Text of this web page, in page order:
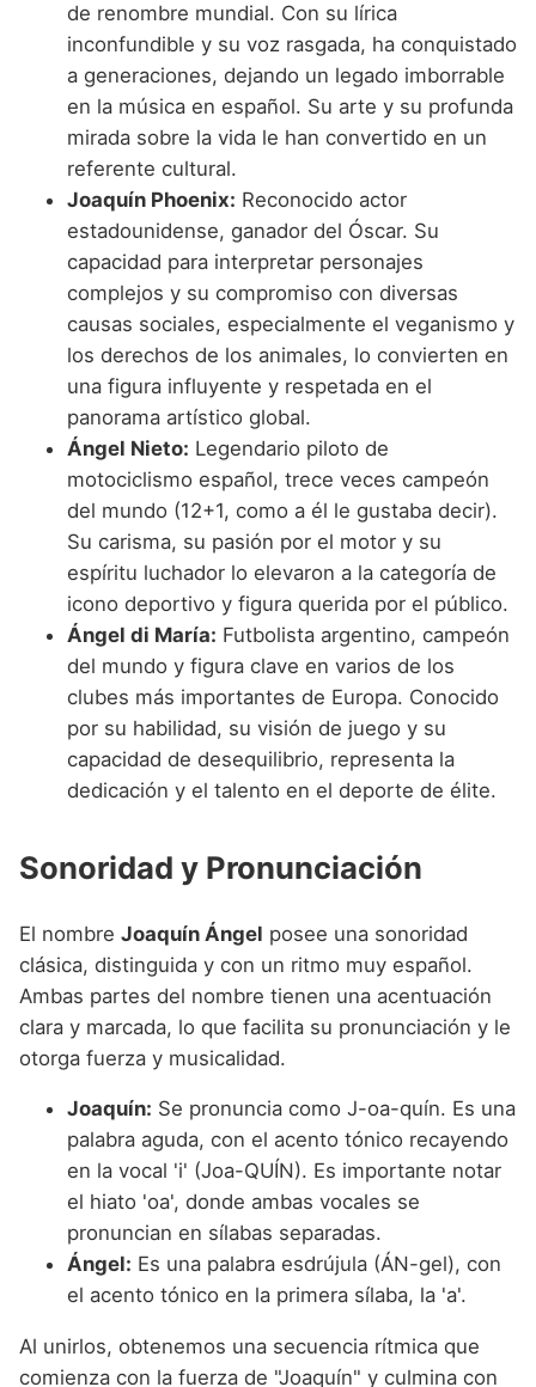
de renombre mundial. Con su lírica
inconfundible y su voz rasgada, ha conquistado
a generaciones, dejando un legado imborrable
en la música en español. Su arte y su profunda
mirada sobre la vida le han convertido en un
referente cultural.
Joaquín Phoenix: Reconocido actor
estadounidense, ganador del Óscar. Su
capacidad para interpretar personajes
complejos y su compromiso con diversas
causas sociales, especialmente el veganismo y
los derechos de los animales, lo convierten en
una figura influyente y respetada en el
panorama artístico global.
Ángel Nieto: Legendario piloto de
motociclismo español, trece veces campeón
del mundo (12+1, como a él le gustaba decir).
Su carisma, su pasión por el motor y su
espíritu luchador lo elevaron a la categoría de
icono deportivo y figura querida por el público.
Ángel di María: Futbolista argentino, campeón
del mundo y figura clave en varios de los
clubes más importantes de Europa. Conocido
por su habilidad, su visión de juego y su
capacidad de desequilibrio, representa la
dedicación y el talento en el deporte de élite.
Sonoridad y Pronunciación
El nombre Joaquín Ángel posee una sonoridad
clásica, distinguida y con un ritmo muy español.
Ambas partes del nombre tienen una acentuación
clara y marcada, lo que facilita su pronunciación y le
otorga fuerza y musicalidad.
Joaquín: Se pronuncia como J-oa-quín. Es una
palabra aguda, con el acento tónico recayendo
en la vocal 'i' (Joa-QUÍN). Es importante notar
el hiato 'oa', donde ambas vocales se
pronuncian en sílabas separadas.
Ángel: Es una palabra esdrújula (ÁN-gel), con
el acento tónico en la primera sílaba, la 'a'.
Al unirlos, obtenemos una secuencia rítmica que
comienza con la fuerza de "Joaquín" y culmina con